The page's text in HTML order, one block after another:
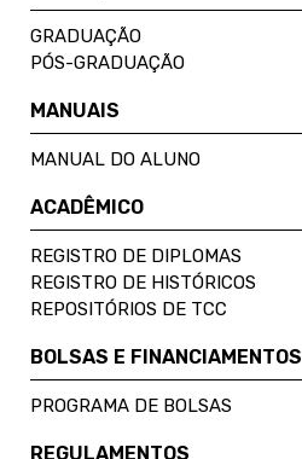
GRADUAÇÃO
PÓS-GRADUAÇÃO
MANUAIS
MANUAL DO ALUNO
ACADÊMICO
REGISTRO DE DIPLOMAS
REGISTRO DE HISTÓRICOS
REPOSITÓRIOS DE TCC
BOLSAS E FINANCIAMENTOS
PROGRAMA DE BOLSAS
REGULAMENTOS